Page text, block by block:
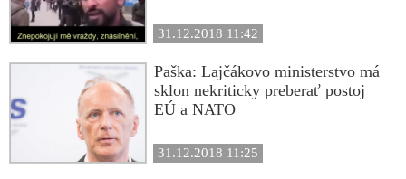
31.12.2018 11:42
Paška: Lajčákovo ministerstvo má
sklon nekriticky preberať postoj
EÚ a NATO
31.12.2018 11:25